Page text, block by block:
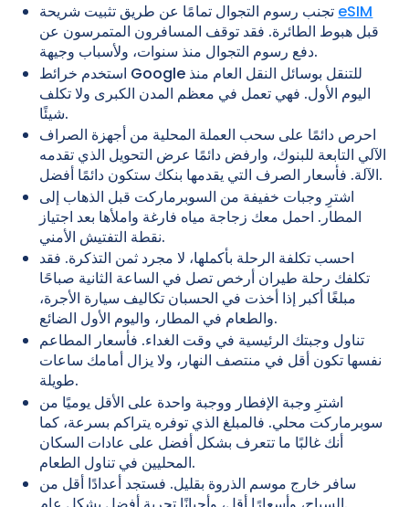
eSIM
قبل هبوط الطائرة. فقد توقف المسافرون المتمرسون عن
دفع رسوم التجوال منذ سنوات، ولأسباب وجيهة.
استخدم خرائط Google للتنقل بوسائل النقل العام منذ
اليوم الأول. فهي تعمل في معظم المدن الكبرى ولا تكلف
شيئًا.
احرص دائمًا على سحب العملة المحلية من أجهزة الصراف
الآلي التابعة للبنوك، وارفض دائمًا عرض التحويل الذي تقدمه
الآلة. فأسعار الصرف التي يقدمها بنكك ستكون دائمًا أفضل.
اشترِ وجبات خفيفة من السوبرماركت قبل الذهاب إلى
المطار. احمل معك زجاجة مياه فارغة واملأها بعد اجتياز
نقطة التفتيش الأمني.
احسب تكلفة الرحلة بأكملها، لا مجرد ثمن التذكرة. فقد
تكلفك رحلة طيران أرخص تصل في الساعة الثانية صباحًا
مبلغًا أكبر إذا أخذت في الحسبان تكاليف سيارة الأجرة،
والطعام في المطار، واليوم الأول الضائع.
تناول وجبتك الرئيسية في وقت الغداء. فأسعار المطاعم
نفسها تكون أقل في منتصف النهار، ولا يزال أمامك ساعات
طويلة.
اشترِ وجبة الإفطار ووجبة واحدة على الأقل يوميًا من
سوبرماركت محلي. فالمبلغ الذي توفره يتراكم بسرعة، كما
أنك غالبًا ما تتعرف بشكل أفضل على عادات السكان
المحليين في تناول الطعام.
سافر خارج موسم الذروة بقليل. فستجد أعدادًا أقل من